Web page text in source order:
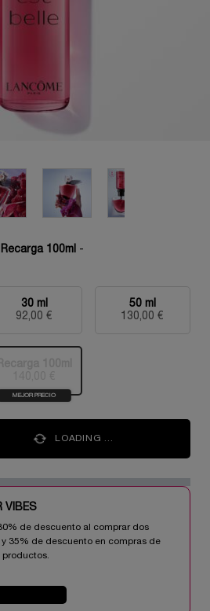
Recarga 100ml
-
Selecionado
30 ml
92,00 €
, 2 of 5 Selecionado
50 ml
130,00 €
, 3 of 5
MEJOR PRECIO
LOADING ...
VIBES​
de descuento al comprar dos
35% de descuento en compras de
productos.​